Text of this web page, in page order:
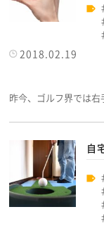
2018.02.19
昨今、ゴルフ界では
自